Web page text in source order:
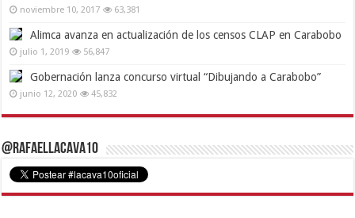
noviembre 10, 2017 63,381
Alimca avanza en actualización de los censos CLAP en Carabobo
julio 1, 2019 56,847
Gobernación lanza concurso virtual “Dibujando a Carabobo”
junio 12, 2020 45,832
@RafaelLacava10